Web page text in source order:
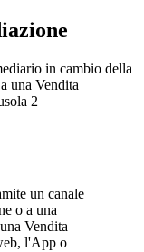
in cambio della
una Vendita
2
un canale
o a una
Vendita
l'App o